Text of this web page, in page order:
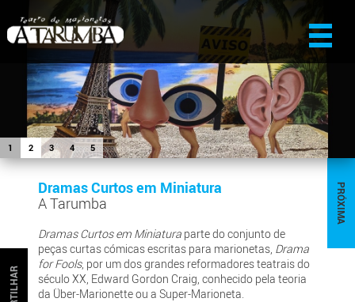
1 2 3 4 5
PRÓXIMA
Dramas Curtos em Miniatura
A Tarumba
Dramas Curtos em Miniatura parte do conjunto de
peças curtas cómicas escritas para marionetas, Drama
for Fools, por um dos grandes reformadores teatrais do
século XX, Edward Gordon Craig, conhecido pela teoria
da Über-Marionette ou a Super-Marioneta.